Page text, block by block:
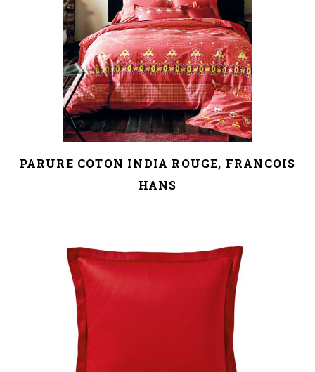
PARURE COTON INDIA ROUGE, FRANCOIS
HANS